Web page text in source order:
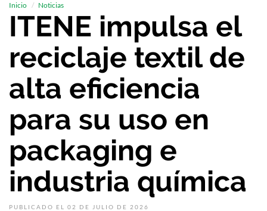
Inicio Noticias
ITENE impulsa el
reciclaje textil de
alta eficiencia
para su uso en
packaging e
industria química
PUBLICADO EL 02 DE JULIO DE 2026